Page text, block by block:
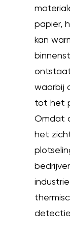
papier,
kan
waarbij
tot het
Omdat
het